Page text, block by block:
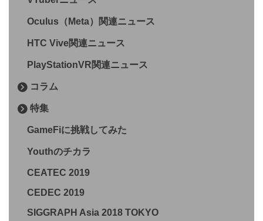
Oculus（Meta）関連ニュース
HTC Vive関連ニュース
PlayStationVR関連ニュース
コラム
特集
GameFiに挑戦してみた
Youthのチカラ
CEATEC 2019
CEDEC 2019
SIGGRAPH Asia 2018 TOKYO